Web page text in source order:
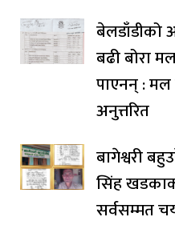
बेलडाँडीको
बढी बोरा
पाएनन् : मल
अनुत्तरित
बागेश्वरी
सिंह
सर्वसम्मत